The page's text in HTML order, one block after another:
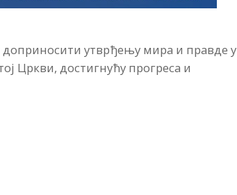
утврђењу мира и правде у
Цркви, достигнућу прогреса и